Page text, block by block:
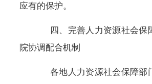
应有的保护。
四、完善人力资源社会保
院协调配合机制
各地人力资源社会保障部